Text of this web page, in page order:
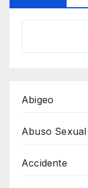
Abigeo
Abuso Sexual
Accidente